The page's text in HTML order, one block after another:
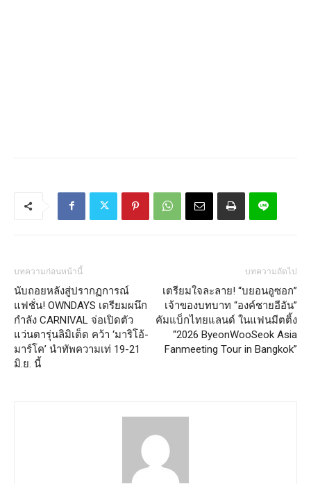
บทความก่อนหน้านี้
นับถอยหลังสู่ปรากฏการณ์
แฟชั่น! OWNDAYS เตรียมผนึก
กำลัง CARNIVAL จ่อเปิดตัว
แว่นตารุ่นลิมิเต็ด คว้า ‘มาริโอ้-
มาร์โค’ นำทัพความเท่ 19-21
มิ.ย. นี้
บทความถัดไป
เตรียมใจละลาย! “บยอนอูซอก”
เจ้าของบทบาท “องค์ชายอีอัน”
คัมแบ็กไทยแลนด์ ในแฟนมีตติ้ง
“2026 ByeonWooSeok Asia
Fanmeeting Tour in Bangkok”